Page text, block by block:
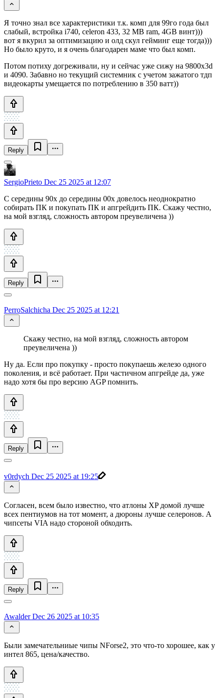
Я точно знал все характеристики т.к. комп для 99го года был
слабый, встройка i740, celeron 433, 32 MB ram, 4GB винт)))
вот я вкурил за оптимизацию и олд скул гейминг еще тогда)))
Но было круто, и я очень благодарен маме что был комп.
Потом потиху догреживали, ну и сейчас уже сижу на 9800x3d
и 4090. Забавно но текущий системник с учетом зажатого тдп
видеокарты умещается по потреблению в 350 ватт))
Reply
SergioPrieto Dec 25 2025 at 12:07
С середины 90х до середины 00х довелось неоднократно
собирать ПК и покупать ПК и апгрейдить ПК. Скажу честно,
на мой взгляд, сложность автором преувеличена ))
Reply
PerroSalchicha Dec 25 2025 at 12:21
Скажу честно, на мой взгляд, сложность автором
преувеличена ))
Ну да. Если про покупку - просто покупаешь железо одного
поколения, и всё работает. При частичном апгрейде да, уже
надо хотя бы про версию AGP помнить.
Reply
v0rdych Dec 25 2025 at 19:25
Согласен, всем было известно, что атлоны XP домой лучше
всех пентиумов на тот момент, а дюроны лучше селеронов. А
чипсеты VIA надо стороной обходить.
Reply
AwalderDec 26 2025 at 10:35
Были замечательниые чипы NForse2, это что-то хорошее, как у
интел 865, цена/качество.